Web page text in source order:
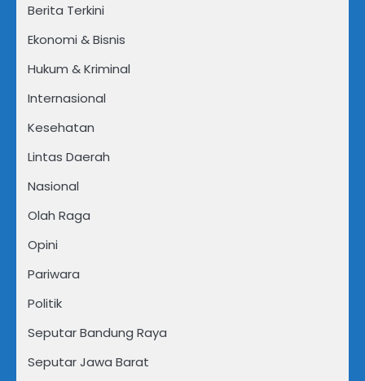
Berita Terkini
Ekonomi & Bisnis
Hukum & Kriminal
Internasional
Kesehatan
Lintas Daerah
Nasional
Olah Raga
Opini
Pariwara
Politik
Seputar Bandung Raya
Seputar Jawa Barat